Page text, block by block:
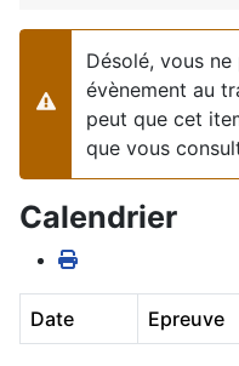
Alerte
Désolé, vous
évènement au
peut que cet
que vous
Calendrier
Date Epreuve